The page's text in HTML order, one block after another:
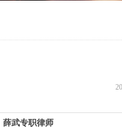
薛武专职律师